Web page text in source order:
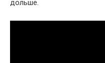
дольше.